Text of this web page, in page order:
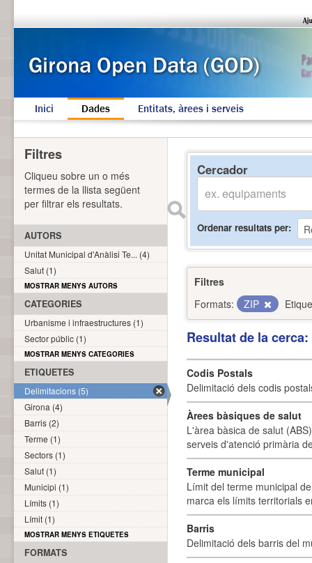
Inici Dades Entitats, àrees i serveis
Cercador
Ordenar resultats per
Filtres
Formats:
ZIP
Resultat de la
Codis Postals
Delimitació dels codis
Àrees bàsiques de salut
L'àrea bàsica de salut
serveis d'atenció primària
Terme municipal
Límit del terme municipal
marca els límits territorials
Barris
Delimitació dels barris del
Filtres
Cliqueu sobre un o més
termes de la llista següent
per filtrar els resultats.
AUTORS
Unitat Municipal d'Anàlisi Te... (4)
Salut (1)
MOSTRAR MENYS AUTORS
CATEGORIES
Urbanisme i infraestructures (1)
Sector públic (1)
MOSTRAR MENYS CATEGORIES
ETIQUETES
Delimitacions (5)
Girona (4)
Barris (2)
Terme (1)
Sectors (1)
Salut (1)
Municipi (1)
Límits (1)
Límit (1)
MOSTRAR MENYS ETIQUETES
FORMATS